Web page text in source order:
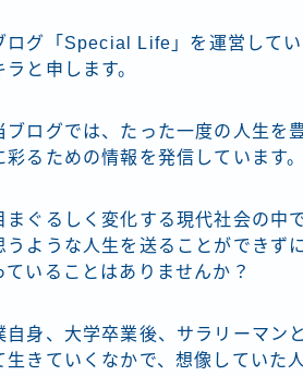
ログ「Special Life」を運営してい
ラと申します。
ブログでは、たった一度の人生を
彩るための情報を発信しています。
まぐるしく変化する現代社会の中で
うような人生を送ることができず
ていることはありませんか？
自身、大学卒業後、サラリーマン
生きていくなかで、想像していた